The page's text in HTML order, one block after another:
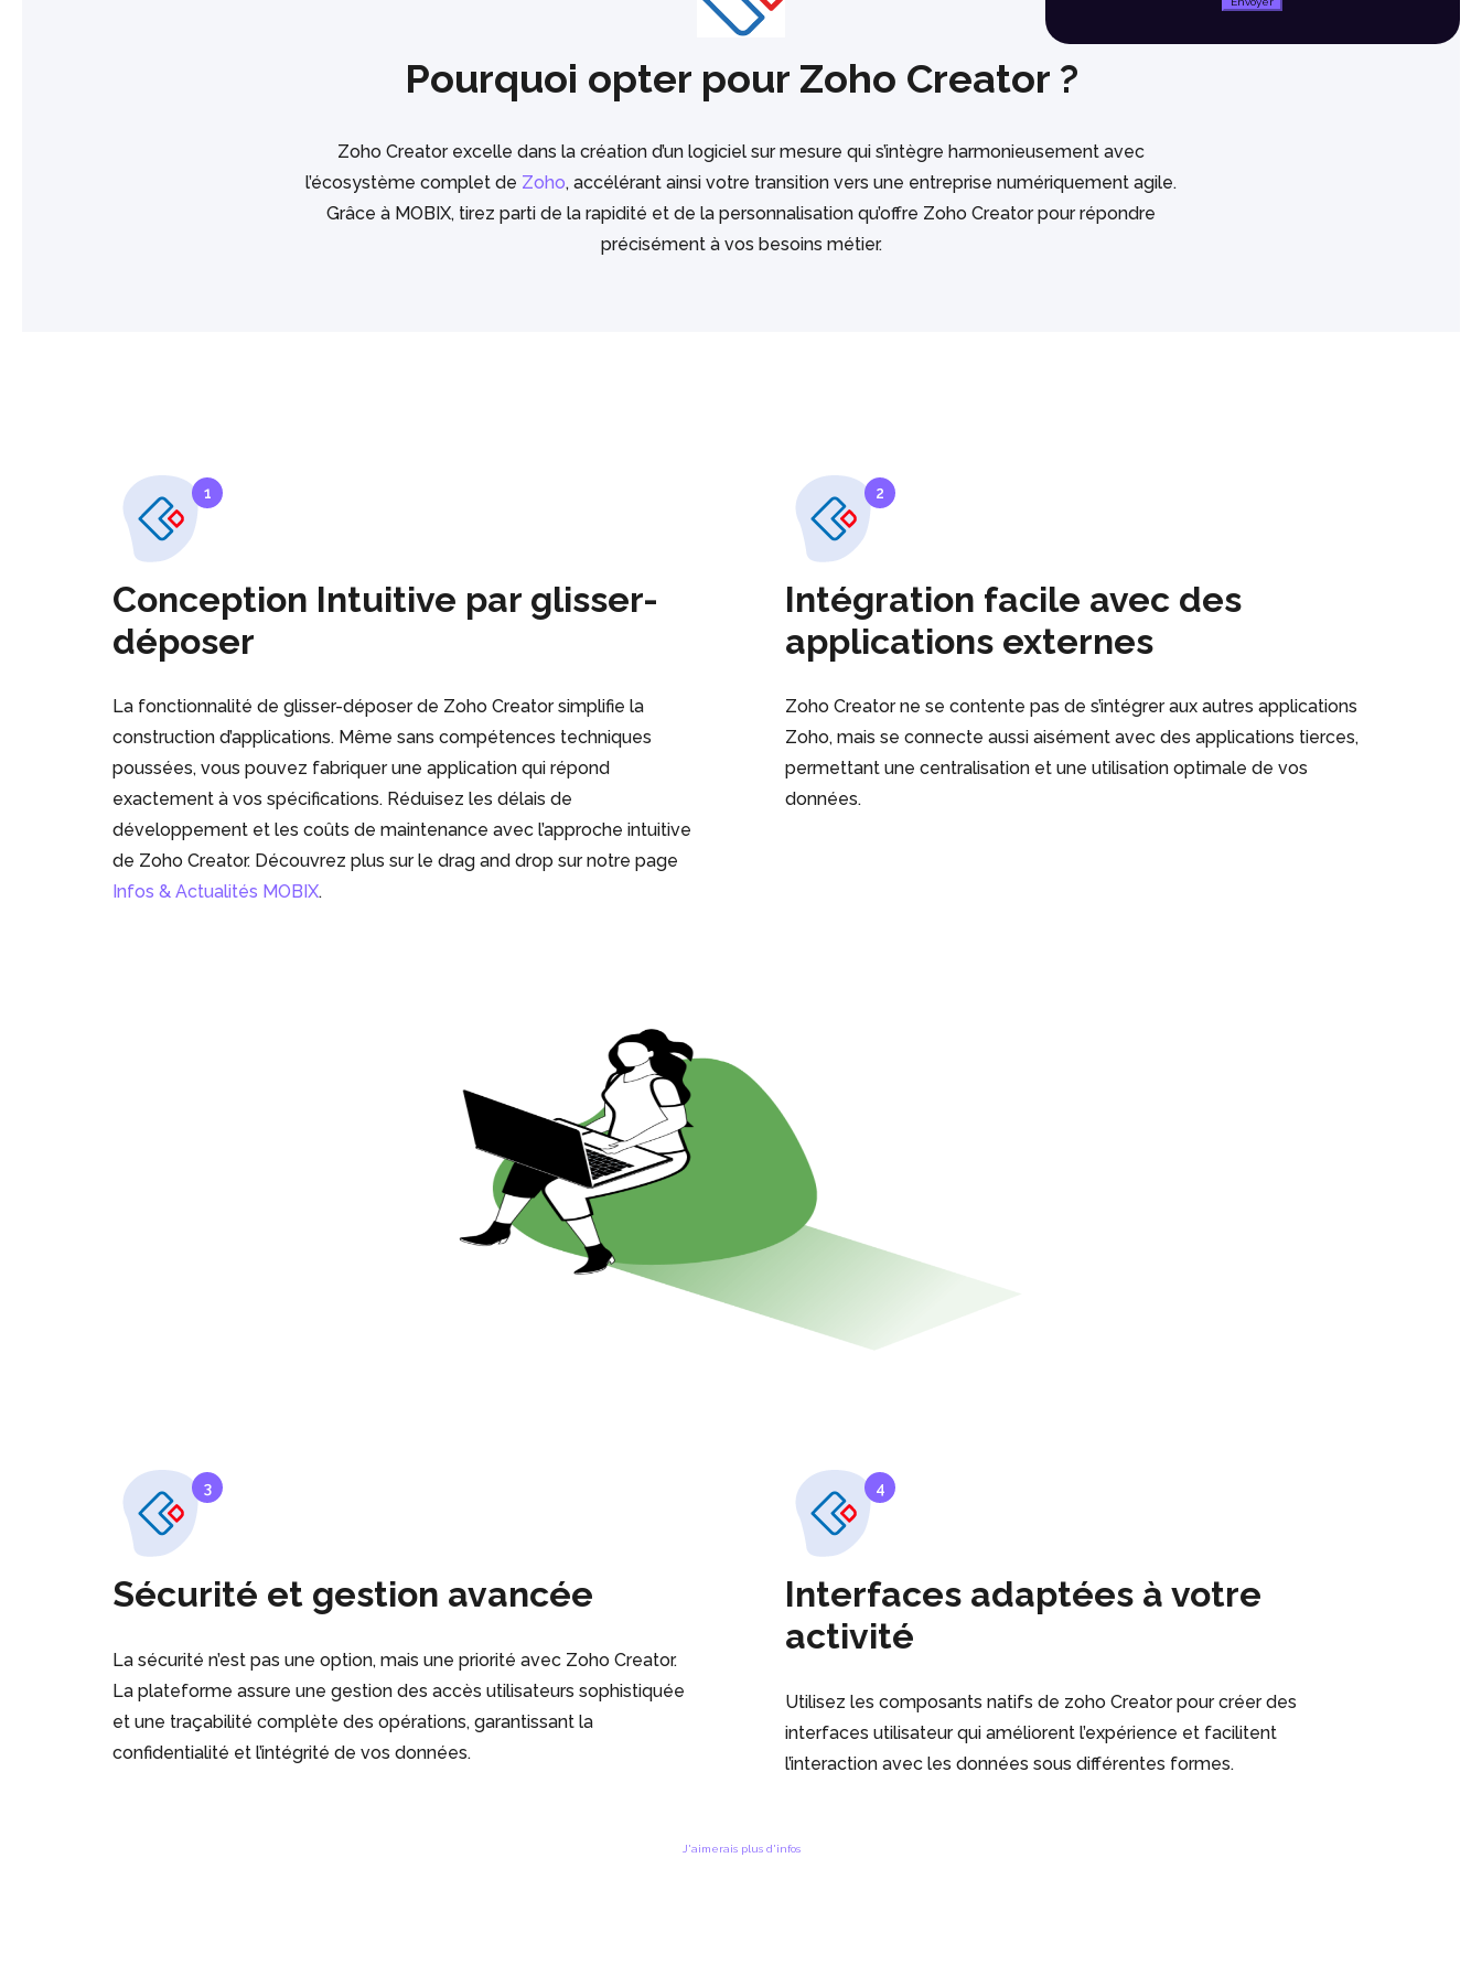
Pourquoi opter pour Zoho Creator ?
Zoho Creator excelle dans la création d’un logiciel sur mesure qui s’intègre harmonieusement avec
l’écosystème complet de Zoho, accélérant ainsi votre transition vers une entreprise numériquement agile.
Grâce à MOBIX, tirez parti de la rapidité et de la personnalisation qu’offre Zoho Creator pour répondre
précisément à vos besoins métier.
1
Conception Intuitive par glisser-
déposer
La fonctionnalité de glisser-déposer de Zoho Creator simplifie la
construction d’applications. Même sans compétences techniques
poussées, vous pouvez fabriquer une application qui répond
exactement à vos spécifications. Réduisez les délais de
développement et les coûts de maintenance avec l’approche intuitive
de Zoho Creator. Découvrez plus sur le drag and drop sur notre page
Infos & Actualités MOBIX.
2
Intégration facile avec des
applications externes
Zoho Creator ne se contente pas de s’intégrer aux autres applications
Zoho, mais se connecte aussi aisément avec des applications tierces,
permettant une centralisation et une utilisation optimale de vos
données.
3
Sécurité et gestion avancée
La sécurité n’est pas une option, mais une priorité avec Zoho Creator.
La plateforme assure une gestion des accès utilisateurs sophistiquée
et une traçabilité complète des opérations, garantissant la
confidentialité et l’intégrité de vos données.
4
Interfaces adaptées à votre
activité
Utilisez les composants natifs de zoho Creator pour créer des
interfaces utilisateur qui améliorent l’expérience et facilitent
l’interaction avec les données sous différentes formes.
J'aimerais plus d'infos